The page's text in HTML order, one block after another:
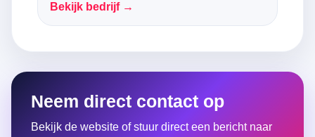
Bekijk bedrijf →
Neem direct contact op
Bekijk de website of stuur direct een bericht naar